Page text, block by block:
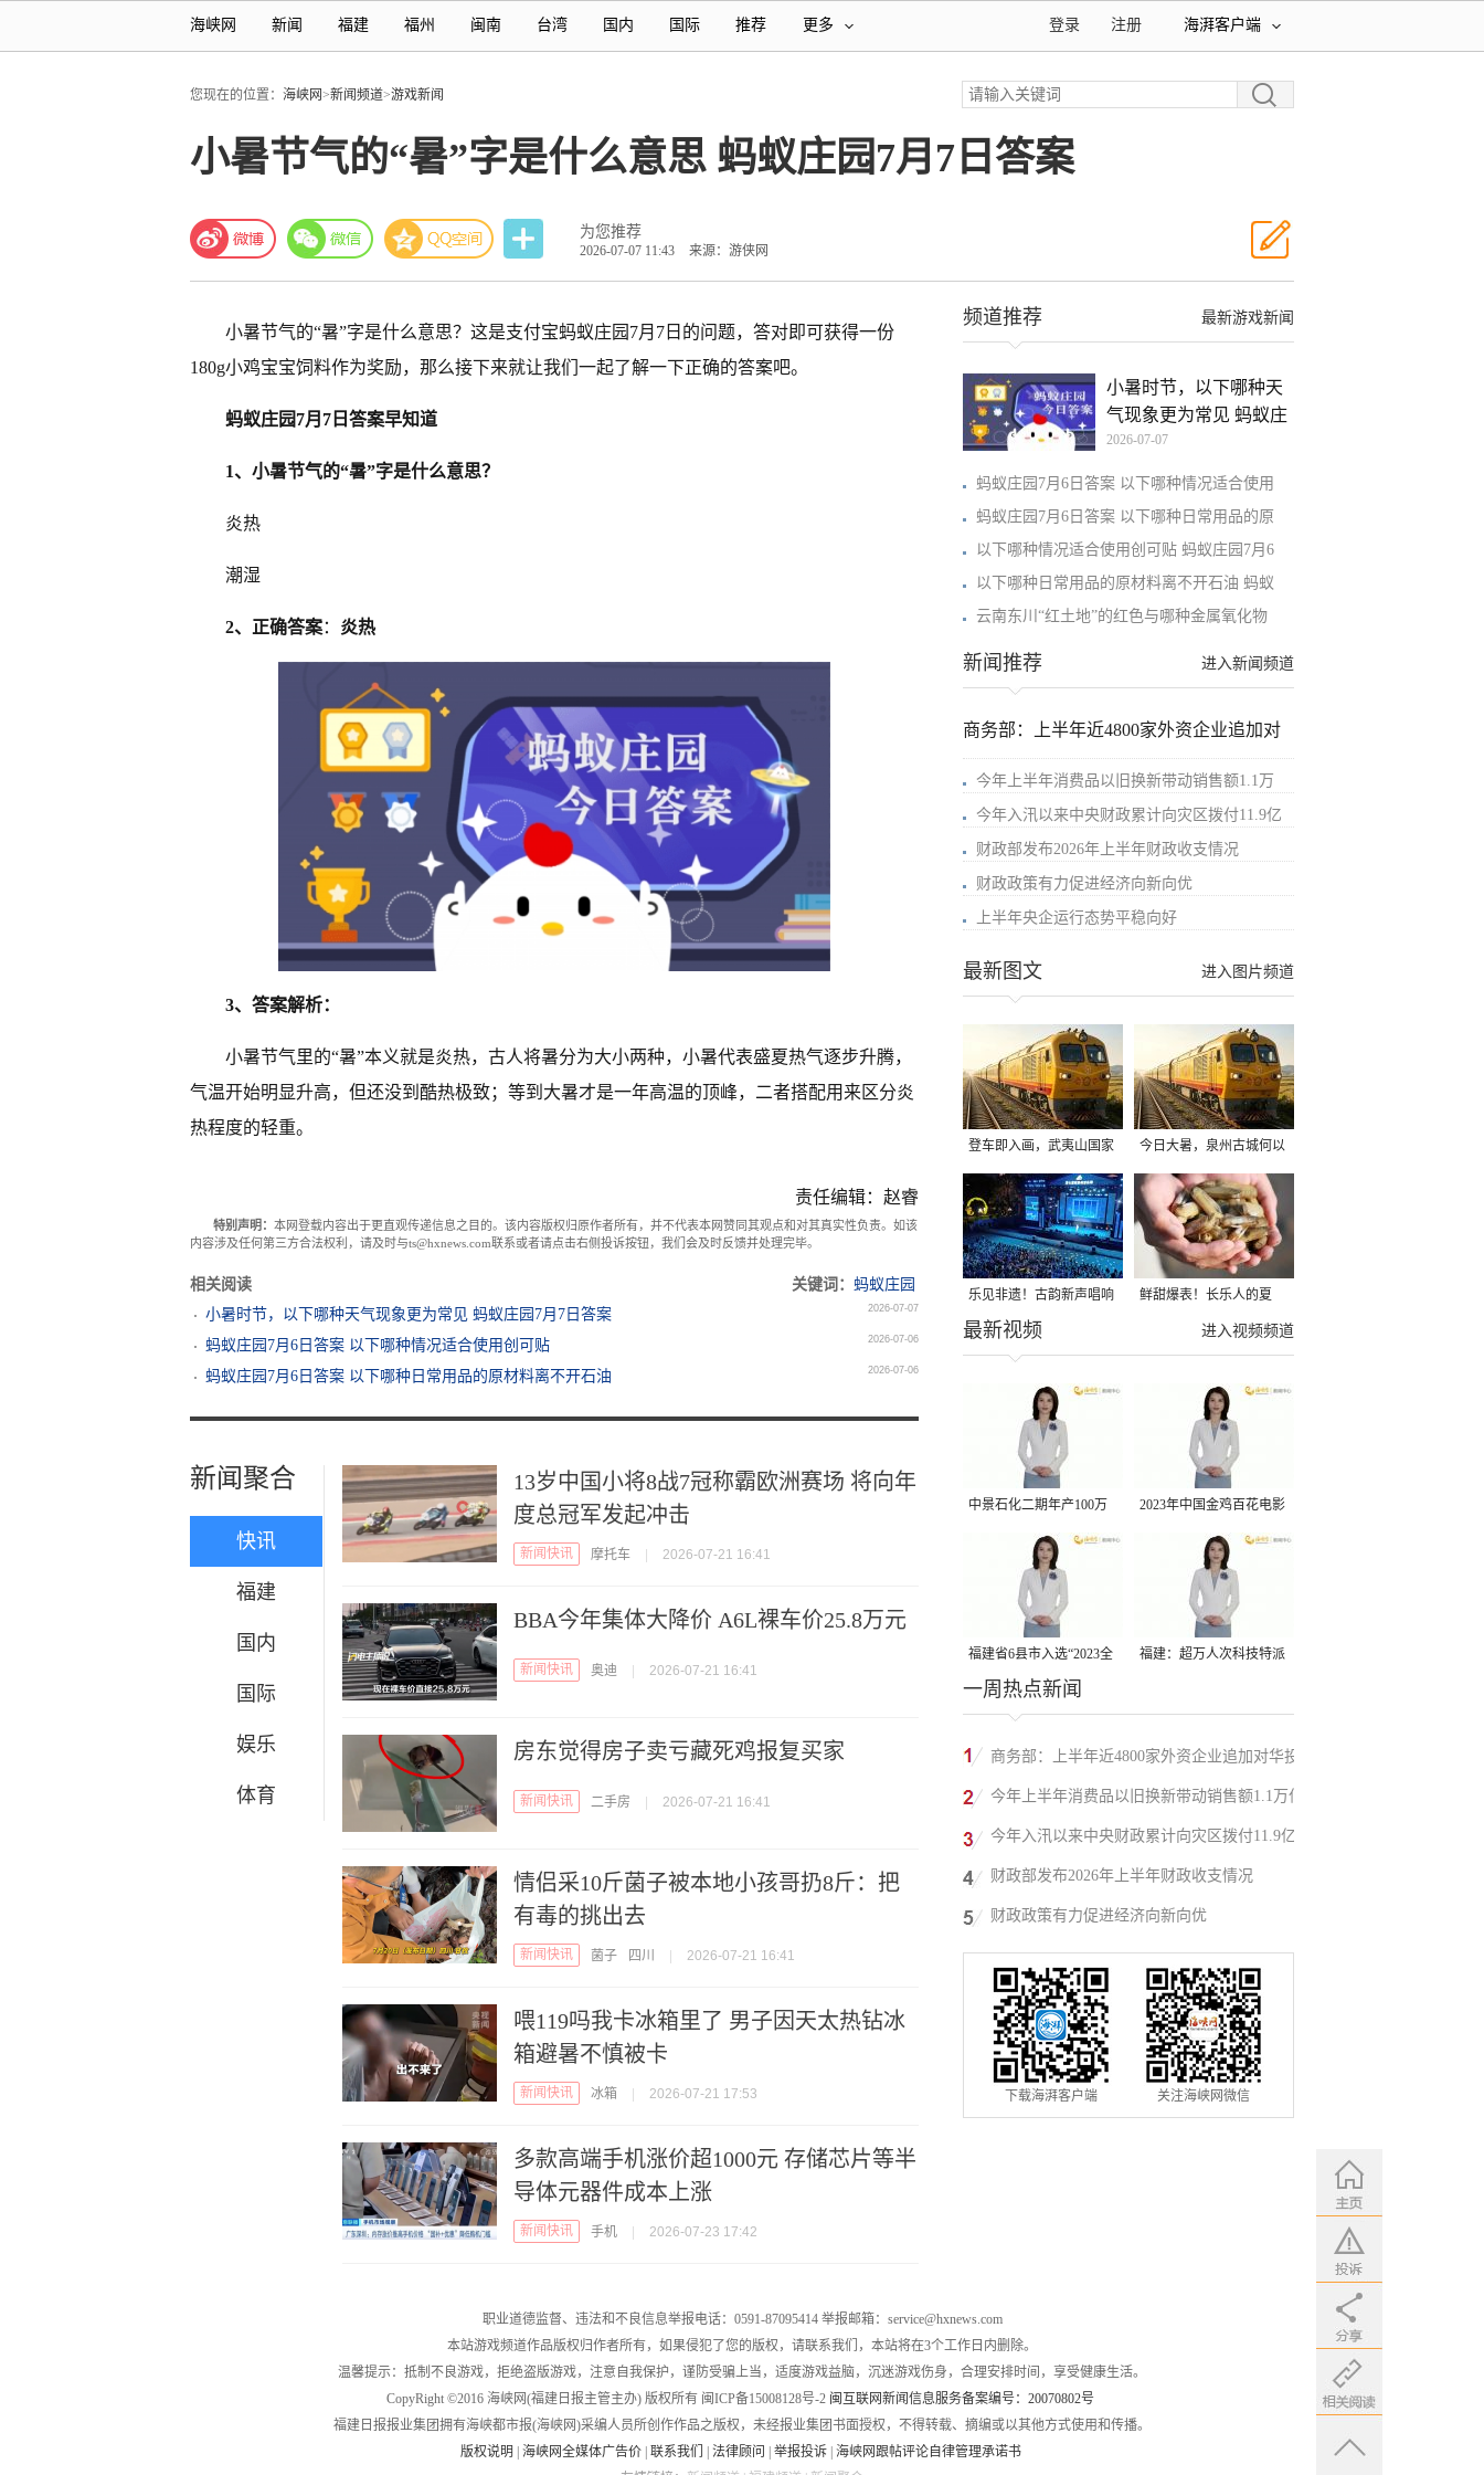
海峡网 新闻 福建 福州 闽南 台湾 国内 国际 推荐 更多 海湃客户端
注册
登录
您现在的位置： 海峡网>新闻频道>游戏新闻
小暑节气的“暑”字是什么意思 蚂蚁庄园7月7日答案
为您推荐
2026-07-07 11:43 来源：游侠网
小暑节气的“暑”字是什么意思？这是支付宝蚂蚁庄园7月7日的问题，答对即可获得一份
180g小鸡宝宝饲料作为奖励，那么接下来就让我们一起了解一下正确的答案吧。
蚂蚁庄园7月7日答案早知道
1、小暑节气的“暑”字是什么意思？
炎热
潮湿
2、正确答案： 炎热
3、答案解析：
小暑节气里的“暑”本义就是炎热，古人将暑分为大小两种，小暑代表盛夏热气逐步升腾，
气温开始明显升高，但还没到酷热极致；等到大暑才是一年高温的顶峰，二者搭配用来区分炎
热程度的轻重。
责任编辑：赵睿
特别声明： 本网登载内容出于更直观传递信息之目的。该内容版权归原作者所有，并不代表本网赞同其观点和对其真实性负责。如该
内容涉及任何第三方合法权利，请及时与ts@hxnews.com联系或者请点击右侧投诉按钮，我们会及时反馈并处理完毕。
相关阅读 关键词： 蚂蚁庄园
小暑时节，以下哪种天气现象更为常见 蚂蚁庄园7月7日答案
2026-07-07
蚂蚁庄园7月6日答案 以下哪种情况适合使用创可贴 2026-07-06
蚂蚁庄园7月6日答案 以下哪种日常用品的原材料离不开石油 2026-07-06
新闻聚合
快讯
福建
国内
国际
娱乐
体育
13岁中国小将8战7冠称霸欧洲赛场 将向年
度总冠军发起冲击
新闻快讯 摩托车 2026-07-21 16:41
BBA今年集体大降价 A6L裸车价25.8万元
新闻快讯 奥迪 2026-07-21 16:41
房东觉得房子卖亏藏死鸡报复买家
新闻快讯 二手房 2026-07-21 16:41
情侣采10斤菌子被本地小孩哥扔8斤：把
有毒的挑出去
新闻快讯 菌子 四川 2026-07-21 16:41
喂119吗我卡冰箱里了 男子因天太热钻冰
箱避暑不慎被卡
新闻快讯 冰箱 2026-07-21 17:53
多款高端手机涨价超1000元 存储芯片等半
导体元器件成本上涨
新闻快讯 手机 2026-07-23 17:42
最新游戏新闻
频道推荐
小暑时节，以下哪种天
气现象更为常见 蚂蚁庄
2026-07-07
蚂蚁庄园7月6日答案 以下哪种情况适合使用
蚂蚁庄园7月6日答案 以下哪种日常用品的原
以下哪种情况适合使用创可贴 蚂蚁庄园7月6
以下哪种日常用品的原材料离不开石油 蚂蚁
云南东川“红土地”的红色与哪种金属氧化物
进入新闻频道
新闻推荐
商务部：上半年近4800家外资企业追加对
今年上半年消费品以旧换新带动销售额1.1万
今年入汛以来中央财政累计向灾区拨付11.9亿
财政部发布2026年上半年财政收支情况
财政政策有力促进经济向新向优
上半年央企运行态势平稳向好
进入图片频道
最新图文
登车即入画，武夷山国家
公园主题观光列车即将首
发
今日大暑，泉州古城何以
消暑
乐见非遗！古韵新声唱响
世遗琴岛
鲜甜爆表！长乐人的夏
天，从一口梅花蛏开始
进入视频频道
最新视频
中景石化二期年产100万
吨丙烷脱氢项目建成中交
2023年中国金鸡百花电影
节有福电影巡展31日启动
福建省6县市入选“2023全
国县域发展潜力百强县”
福建：超万人次科技特派
一周热点新闻
商务部：上半年近4800家外资企业追加对华投
资
今年上半年消费品以旧换新带动销售额1.1万亿
元
今年入汛以来中央财政累计向灾区拨付11.9亿
元
财政部发布2026年上半年财政收支情况
财政政策有力促进经济向新向优
下载海湃客户端 关注海峡网微信
职业道德监督、违法和不良信息举报电话：0591-87095414 举报邮箱：service@hxnews.com
本站游戏频道作品版权归作者所有，如果侵犯了您的版权，请联系我们，本站将在3个工作日内删除。
温馨提示：抵制不良游戏，拒绝盗版游戏，注意自我保护，谨防受骗上当，适度游戏益脑，沉迷游戏伤身，合理安排时间，享受健康生活。
CopyRight ©2016 海峡网(福建日报主管主办) 版权所有 闽ICP备15008128号-2 闽互联网新闻信息服务备案编号：20070802号
福建日报报业集团拥有海峡都市报(海峡网)采编人员所创作作品之版权，未经报业集团书面授权，不得转载、摘编或以其他方式使用和传播。
版权说明
海峡网全媒体广告价 联系我们 法律顾问 举报投诉
海峡网跟帖评论自律管理承诺书